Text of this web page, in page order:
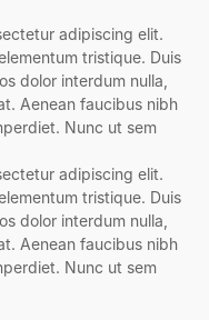
adipiscing elit.
tristique. Duis
dolor interdum nulla,
Aenean faucibus nibh
Nunc ut sem
adipiscing elit.
tristique. Duis
dolor interdum nulla,
Aenean faucibus nibh
Nunc ut sem